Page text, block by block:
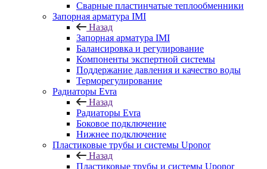
Сварные пластинчатые теплообменники
Запорная арматура IMI
Назад
Запорная арматура IMI
Балансировка и регулирование
Компоненты экспертной системы
Поддержание давления и качество воды
Терморегулирование
Радиаторы Evra
Назад
Радиаторы Evra
Боковое подключение
Нижнее подключение
Пластиковые трубы и системы Uponor
Назад
Пластиковые трубы и системы Uponor